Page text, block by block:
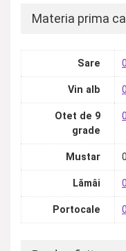
Materia prima
Sare
Vin alb
Otet de 9
grade
Mustar
Lămâi
Portocale